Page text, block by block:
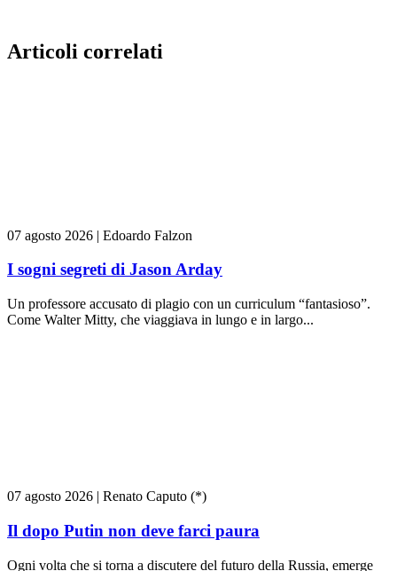
Articoli correlati
07 agosto 2026 | Edoardo Falzon
I sogni segreti di Jason Arday
Un professore accusato di plagio con un curriculum “fantasioso”.
Come Walter Mitty, che viaggiava in lungo e in largo...
07 agosto 2026 | Renato Caputo (*)
Il dopo Putin non deve farci paura
Ogni volta che si torna a discutere del futuro della Russia, emerge